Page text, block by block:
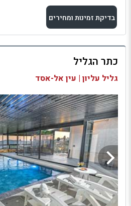
בדיקת זמינות ומחירים
למתחם זה
בדיקת זמינות ומחירים
כתר הגליל
גליל עליון | עין אל-אסד